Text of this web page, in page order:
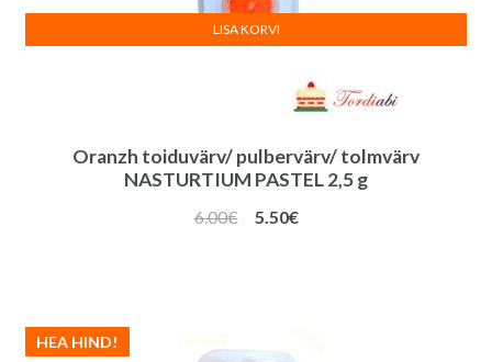
Oranzh toiduvärv/ pulbervärv/ tolmvärv
NASTURTIUM PASTEL 2,5 g
6.00€
Algne
5.50€Praegune
LISA KORVI
HEA HIND!